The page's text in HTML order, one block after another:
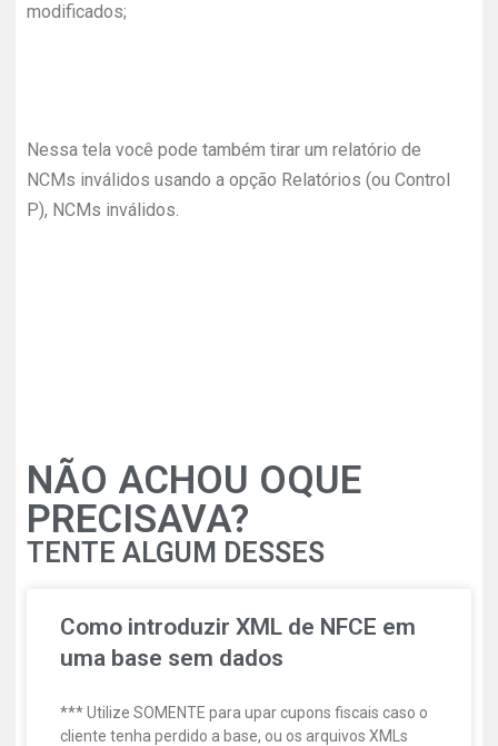
modificados;
Nessa tela você pode também tirar um relatório de
NCMs inválidos usando a opção Relatórios (ou Control
P), NCMs inválidos.
NÃO ACHOU OQUE
PRECISAVA?
TENTE ALGUM DESSES
Como introduzir XML de NFCE em
uma base sem dados
*** Utilize SOMENTE para upar cupons fiscais caso o
cliente tenha perdido a base, ou os arquivos XMLs